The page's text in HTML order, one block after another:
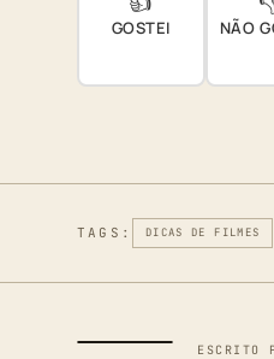
GOSTEI NÃO
TAGS: DICAS DE FILMES
ESCRITO